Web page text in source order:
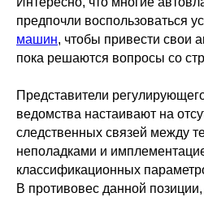
предпочли воспользоваться
машин, чтобы привести свои
пока решаются вопросы со
Представители
ведомства настаивают на
следственных связей между
неполадками и
классификационных
В противовес данной